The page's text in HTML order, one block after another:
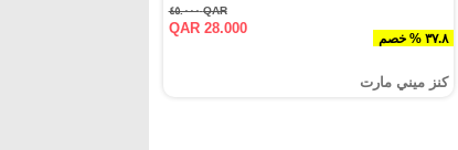
٣٧.٨ % خصم
QAR ٤٥.٠٠٠
QAR 28.000
كنز ميني مارت